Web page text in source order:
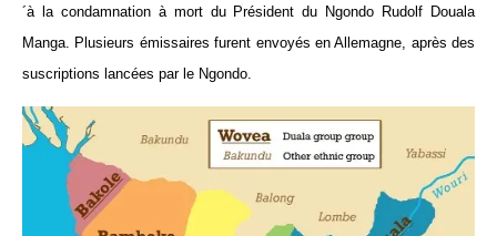
´à la condamnation à mort du Président du Ngondo Rudolf Douala
Manga. Plusieurs émissaires furent envoyés en Allemagne, après des
suscriptions lancées par le Ngondo.